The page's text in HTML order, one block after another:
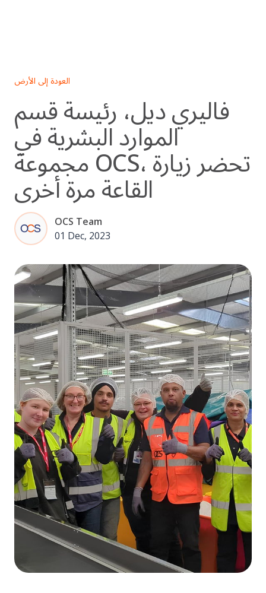
العودة إلى الأرض
فاليري ديل، رئيسة قسم
الموارد البشرية في
مجموعة OCS، تحضر زيارة
القاعة مرة أخرى
OCS Team
01 Dec, 2023